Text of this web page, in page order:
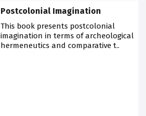
Postcolonial Imagination
This book presents postcolonial
imagination in terms of archeological
hermeneutics and comparative t..